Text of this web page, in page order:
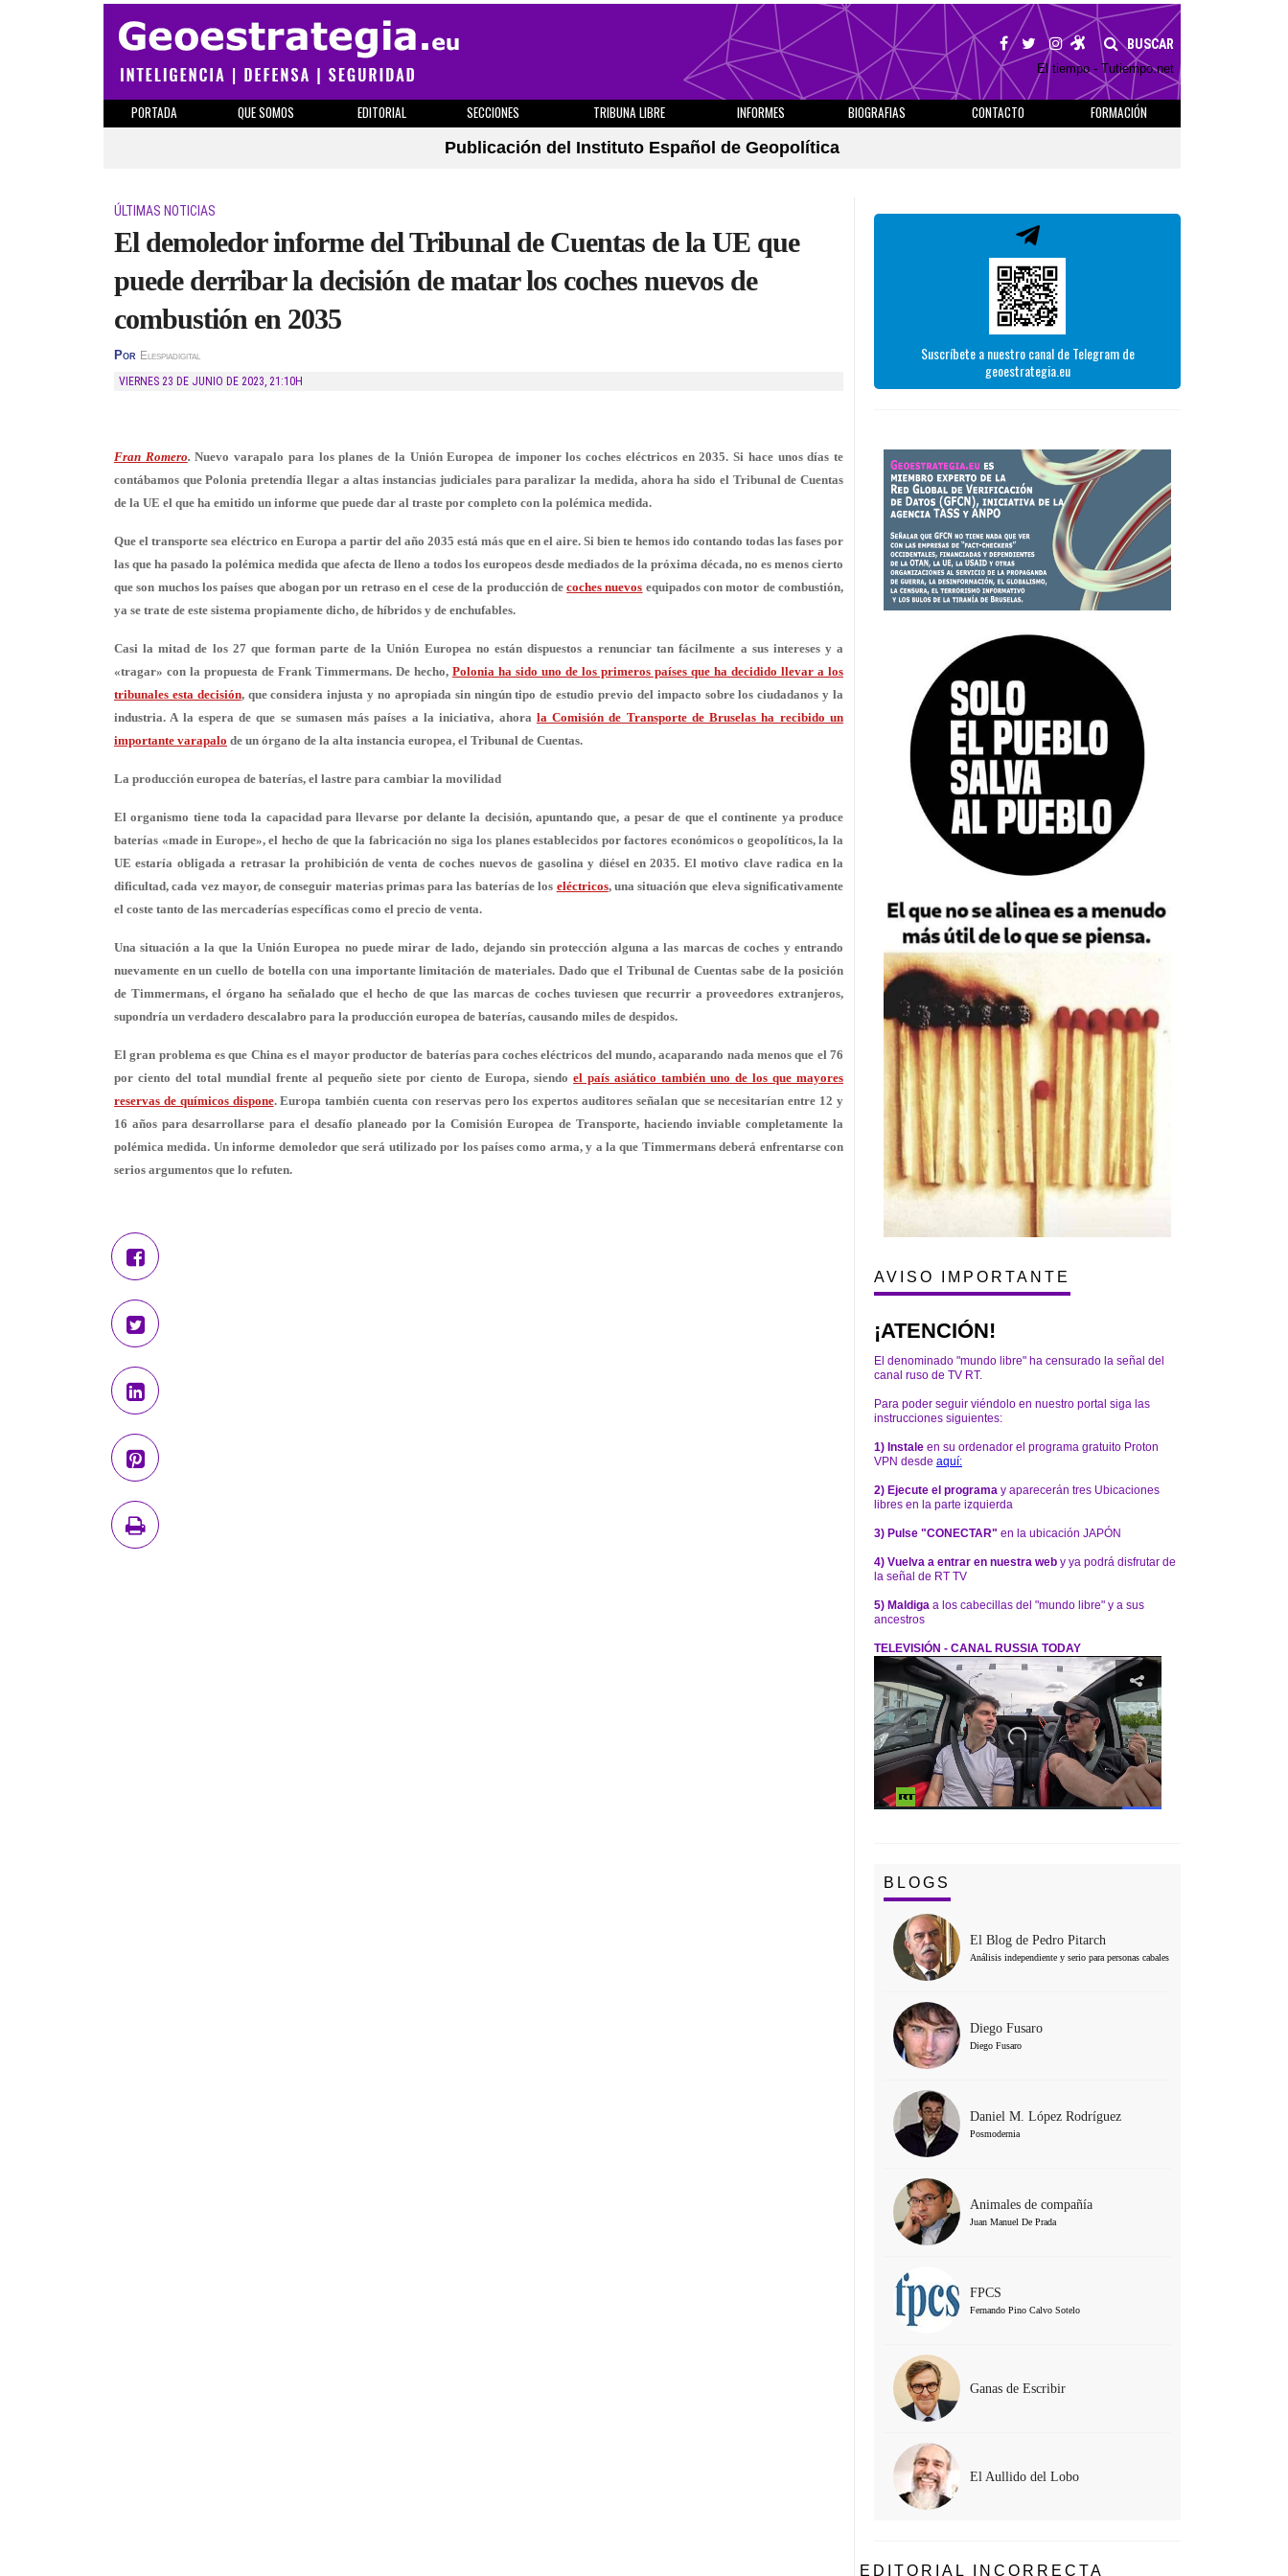
BUSCAR
El tiempo - Tutiempo.net
PORTADA QUE SOMOS EDITORIAL SECCIONES TRIBUNA LIBRE INFORMES BIOGRAFIAS CONTACTO
FORMACIÓN
Publicación del Instituto Español de Geopolítica
ÚLTIMAS NOTICIAS
El demoledor informe del Tribunal de Cuentas de la UE que
puede derribar la decisión de matar los coches nuevos de
combustión en 2035
Por Elespiadigital
VIERNES 23 DE JUNIO DE 2023, 21:10H
Fran Romero.Nuevo varapalo para los planes de la Unión Europea de imponer los coches eléctricos en 2035. Si hace unos días te
contábamos que Polonia pretendía llegar a altas instancias judiciales para paralizar la medida, ahora ha sido el Tribunal de Cuentas
de la UE el que ha emitido un informe que puede dar al traste por completo con la polémica medida.
Que el transporte sea eléctrico en Europa a partir del año 2035 está más que en el aire. Si bien te hemos ido contando todas las fases por
las que ha pasado la polémica medida que afecta de lleno a todos los europeos desde mediados de la próxima década, no es menos cierto
que son muchos los países que abogan por un retraso en el cese de la producción decoches nuevos equipados conmotor de combustión,
ya se trate de este sistema propiamente dicho, de híbridos y de enchufables.
Casi la mitad de los 27 que forman parte de la Unión Europea no están dispuestos a renunciar tan fácilmente a sus intereses y a
«tragar» con la propuesta de Frank Timmermans. De hecho, Polonia ha sido uno de los primeros países que ha decidido llevar a los
tribunales esta decisión, que considerainjusta y no apropiada sin ningún tipo de estudio previo del impacto sobre los ciudadanos y la
industria. A la espera de que se sumasen más países a la iniciativa, ahora la Comisión de Transporte de Bruselas ha recibido un
importante varapalo de un órgano de la alta instancia europea, el Tribunal de Cuentas.
La producción europea de baterías, el lastre para cambiar la movilidad
El organismo tiene toda la capacidad para llevarse por delante la decisión, apuntando que, a pesar de que el continente ya produce
baterías «made in Europe», el hecho de que la fabricación no siga los planes establecidos por factores económicos o geopolíticos, la la
UE estaría obligada a retrasar la prohibiciónde venta de coches nuevos de gasolina y diésel en 2035. El motivo clave radica en la
dificultad, cada vez mayor, de conseguir materias primas para las baterías de los eléctricos, una situación que eleva significativamente
el coste tanto de las mercaderías específicas como el precio de venta.
Una situación a la que la Unión Europea no puede mirar de lado, dejando sin protección alguna a las marcas de coches y entrando
nuevamente enun cuello de botella con una importante limitación de materiales. Dado que el Tribunal de Cuentas sabe de la posición
de Timmermans, el órgano ha señalado que el hecho de que las marcas de coches tuviesen que recurrir a proveedores extranjeros,
supondría un verdadero descalabro para la producción europea de baterías, causando miles de despidos.
El gran problema es que China es el mayor productor de baterías para coches eléctricos del mundo, acaparando nada menos que el 76
por ciento del total mundial frente al pequeño siete por ciento de Europa, siendo el país asiático también uno de los que mayores
reservas de químicos dispone. Europa también cuenta con reservas pero los expertos auditores señalan que se necesitarían entre 12 y
16 años para desarrollarse para el desafío planeado por la Comisión Europea de Transporte, haciendo inviable completamente la
polémica medida. Un informe demoledor que será utilizado por los países como arma, y a la que Timmermans deberá enfrentarse con
serios argumentos que lo refuten.
Suscríbete a nuestro canal de Telegram de
geoestrategia.eu
AVISO IMPORTANTE
¡ATENCIÓN!
El denominado "mundo libre" ha censurado la señal del
canal ruso de TV RT.
Para poder seguir viéndolo en nuestro portal siga las
instrucciones siguientes:
1) Instale en su ordenador el programa gratuito Proton
VPN desde aquí:
2) Ejecute el programa y aparecerán tres Ubicaciones
libres en la parte izquierda
3) Pulse "CONECTAR" en la ubicación JAPÓN
4) Vuelva a entrar en nuestra web y ya podrá disfrutar de
la señal de RT TV
5) Maldiga a los cabecillas del "mundo libre" y a sus
ancestros
TELEVISIÓN - CANAL RUSSIA TODAY
BLOGS
El Blog de Pedro Pitarch
Análisis independiente y serio para personas cabales
Diego Fusaro
Diego Fusaro
Daniel M. López Rodríguez
Posmodernia
Animales de compañía
Juan Manuel De Prada
FPCS
Fernando Pino Calvo Sotelo
Ganas de Escribir
El Aullido del Lobo
EDITORIAL INCORRECTA